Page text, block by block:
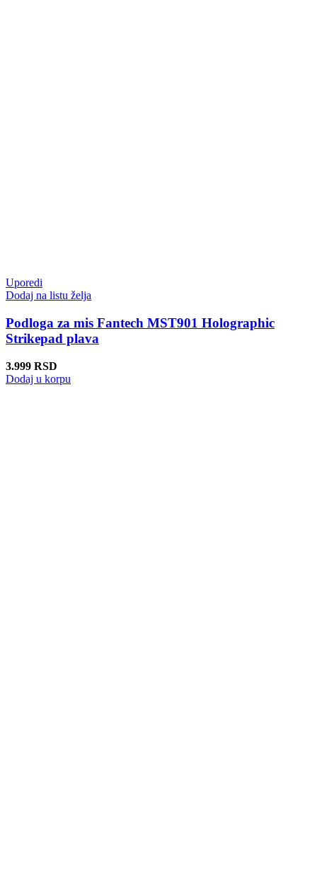
Uporedi
Dodaj na listu želja
Podloga za mis Fantech MST901 Holographic
Strikepad plava
3.999 RSD
Dodaj u korpu